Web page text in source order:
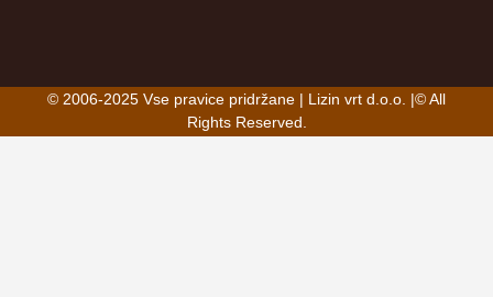
© 2006-2025 Vse pravice pridržane | Lizin vrt d.o.o. |© All
Rights Reserved.